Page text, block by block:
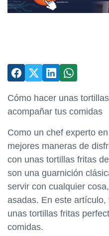
Cómo hacer unas
acompañar tus comidas
Como un chef experto
mejores maneras de
con unas tortillas fritas
son una guarnición
servir con cualquier
asadas. En este
unas tortillas fritas
comidas.